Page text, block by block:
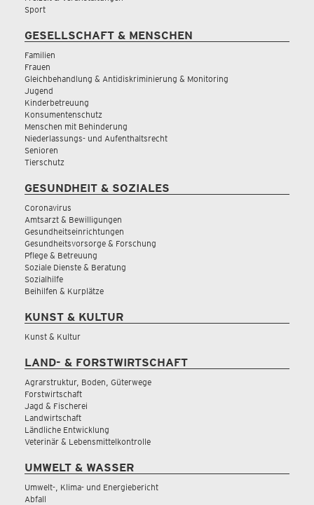
Sport
GESELLSCHAFT & MENSCHEN
Familien
Frauen
Gleichbehandlung & Antidiskriminierung & Monitoring
Jugend
Kinderbetreuung
Konsumentenschutz
Menschen mit Behinderung
Niederlassungs- und Aufenthaltsrecht
Senioren
Tierschutz
GESUNDHEIT & SOZIALES
Coronavirus
Amtsarzt & Bewilligungen
Gesundheitseinrichtungen
Gesundheitsvorsorge & Forschung
Pflege & Betreuung
Soziale Dienste & Beratung
Sozialhilfe
Beihilfen & Kurplätze
KUNST & KULTUR
Kunst & Kultur
LAND- & FORSTWIRTSCHAFT
Agrarstruktur, Boden, Güterwege
Forstwirtschaft
Jagd & Fischerei
Landwirtschaft
Ländliche Entwicklung
Veterinär & Lebensmittelkontrolle
UMWELT & WASSER
Umwelt-, Klima- und Energiebericht
Abfall